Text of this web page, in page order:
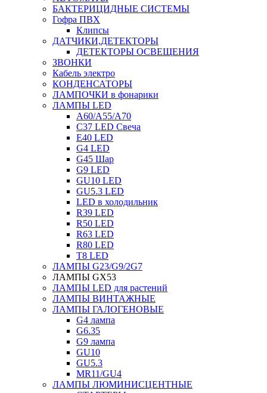
БАКТЕРИЦИДНЫЕ СИСТЕМЫ
Гофра ПВХ
Клипсы
ДАТЧИКИ,ДЕТЕКТОРЫ
ДЕТЕКТОРЫ ОСВЕЩЕНИЯ
ЗВОНКИ
Кабель электро
КОНДЕНСАТОРЫ
ЛАМПОЧКИ в фонарики
ЛАМПЫ LED
A60/A55/A70
C37 LED Свеча
E40 LED
G4 LED
G45 Шар
G9 LED
GU10 LED
GU5.3 LED
LED в холодильник
R39 LED
R50 LED
R63 LED
R80 LED
T8 LED
ЛАМПЫ G23/G9/2G7
ЛАМПЫ GX53
ЛАМПЫ LED для растений
ЛАМПЫ ВИНТАЖНЫЕ
ЛАМПЫ ГАЛОГЕНОВЫЕ
G4 лампа
G6.35
G9 лампа
GU10
GU5.3
MR11/GU4
ЛАМПЫ ЛЮМИНИСЦЕНТНЫЕ